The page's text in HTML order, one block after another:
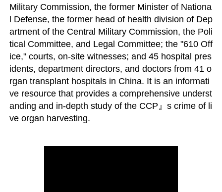
Military Commission, the former Minister of Nationa
l Defense, the former head of health division of Dep
artment of the Central Military Commission, the Poli
tical Committee, and Legal Committee; the "610 Off
ice," courts, on-site witnesses; and 45 hospital pres
idents, department directors, and doctors from 41 o
rgan transplant hospitals in China. It is an informati
ve resource that provides a comprehensive underst
anding and in-depth study of the CCP』s crime of li